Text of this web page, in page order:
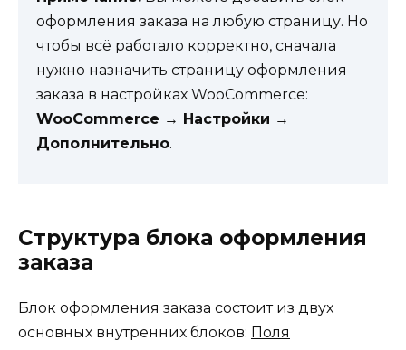
оформления заказа на любую страницу. Но
чтобы всё работало корректно, сначала
нужно назначить страницу оформления
заказа в настройках WooCommerce:
WooCommerce → Настройки →
Дополнительно.
Структура блока оформления
заказа
Блок оформления заказа состоит из двух
основных внутренних блоков: Поля